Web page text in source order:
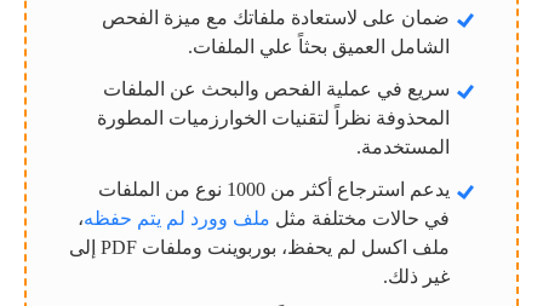
ضمان على لاستعادة ملفاتك مع ميزة الفحص
الشامل العميق بحثاً علي الملفات.
سريع في عملية الفحص والبحث عن الملفات
المحذوفة نظراً لتقنيات الخوارزميات المطورة
المستخدمة.
يدعم استرجاع أكثر من 1000 نوع من الملفات
في حالات مختلفة مثل ملف وورد لم يتم حفظه،
ملف اكسل لم يحفظ، بوربوينت وملفات PDF إلى
غير ذلك.